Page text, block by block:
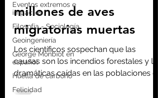
Eventos extremos e
impactos
Filosofía - Sociología
Geoingeniería
George Monbiot en
español
Huella de carbono
Felicidad
Cientos de miles, si no
millones de aves
migratorias muertas
Los científicos sospechan que las
causas son los incendios forestales y las
dramáticas caídas en las poblaciones de